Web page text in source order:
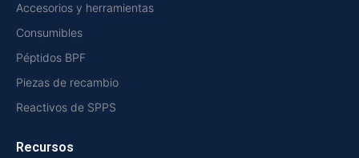
Accesorios y herramientas
Consumibles
Péptidos BPF
Piezas de recambio
Reactivos de SPPS
Recursos